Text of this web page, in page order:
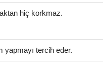
hiç korkmaz.
yapmayı tercih eder.